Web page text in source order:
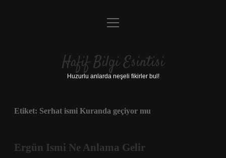
Anasayfa
Yasal Uyarı
menüyü
Hafif Bilgi Esintisi
Huzurlu anlarda neşeli fikirler bul!
Etiket: Serhat ismi Kuranda geçiyor mu
Ergün Ismi Ne Anlama Gelir